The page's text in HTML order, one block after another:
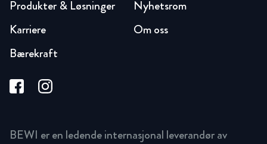
Produkter & Løsninger
Karriere
Bærekraft
Nyhetsrom
Om oss
BEWI er en ledende internasjonal leverandør av